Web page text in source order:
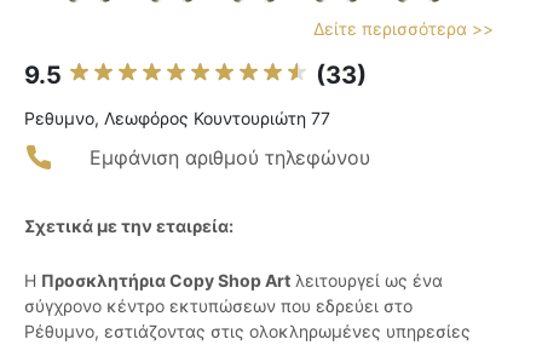
Δείτε περισσότερα >>
9.5 (33)
Ρεθυμνο, Λεωφόρος Κουντουριώτη 77
Εμφάνιση αριθμού τηλεφώνου
Σχετικά με την εταιρεία:
Η Προσκλητήρια Copy Shop Art λειτουργεί ως ένα
σύγχρονο κέντρο εκτυπώσεων που εδρεύει στο
Ρέθυμνο, εστιάζοντας στις ολοκληρωμένες υπηρεσίες